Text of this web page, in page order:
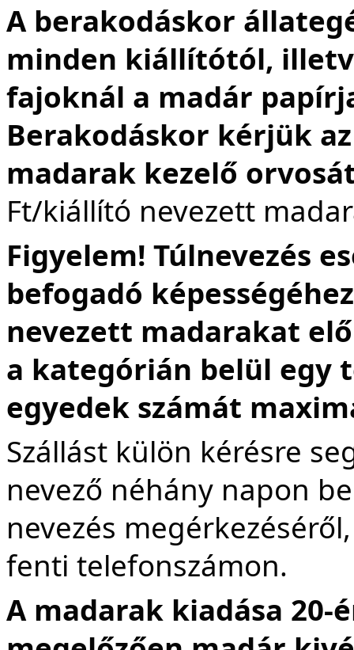
A berakodáskor
minden kiállítótól,
fajoknál a madár
Berakodáskor kérjük
madarak kezelő
Ft/kiállító nevezett
Figyelem! Túlnevezés
befogadó
nevezett madarakat
a kategórián belül egy
egyedek számát
Szállást külön kérésre
nevező néhány napon
nevezés
fenti telefonszámon.
A madarak kiadása